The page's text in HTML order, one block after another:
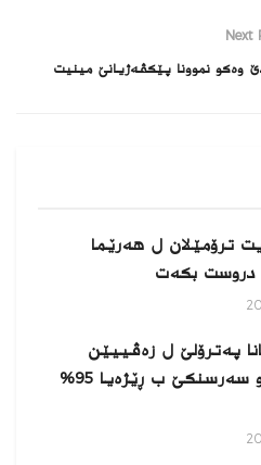
Next
وەكو نموونا پێكڤەژیانێ مینیت
ترۆمێلان ل هەرێما
دروست بكەت
په‌ترۆلێ ل زه‌ڤییێن
ئەترووشێ و سەرسنكێ ب ڕێژەیا 95%